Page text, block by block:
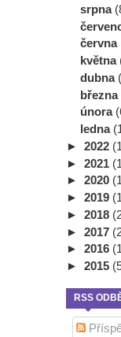
srpna
června
května
dubna
března
února
ledna
► 2022
► 2021
► 2020
► 2019
► 2018
► 2017
► 2016
► 2015
RSS